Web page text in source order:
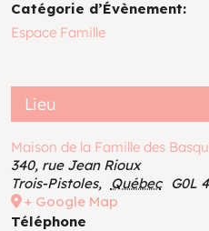
Catégorie d’Évènement:
Espace Famille
Lieu
Maison de la Famille des
340, rue Jean Rioux
Trois-Pistoles, Québec G0L
+ Google Map
Téléphone